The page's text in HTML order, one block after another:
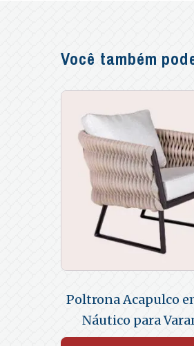
Você também
Poltrona Acapulco
Náutico para